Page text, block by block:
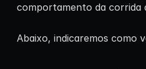
comportamento da corrida
Abaixo, indicaremos como